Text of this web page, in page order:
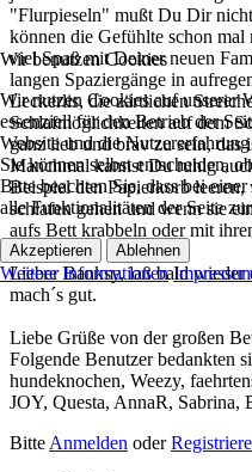
"Flurpieseln" mußt Du Dir
können die Gefühlte schon
viel Spaß mit Deiner neuen
langen Spaziergänge in
Leckerlis, die zärtlichen
Schlafmöglichkeiten auf dem
ganz lieb und brav zu sein,
Manchmal kannst Du ruhig
Beispiel den Papierkorb
schlafen gehen und wenn sie
aufs Bett krabbeln oder mit
Lieber Banksy, laß bald
mach´s gut.
Liebe Grüße von der großen
Folgende Benutzer bedankten
hundeknochen, Weezy,
JOY, Questa, AnnaR, Sabrina,
BitteAnmelden oder
Wir benutzen Cookies
Wir nutzen Cookies auf unserer
essenziell für den Betrieb der
Website und die
Sie können selbst entscheiden,
Bitte beachten Sie, dass bei
alle Funktionalitäten der Seite
Akzeptieren Ablehnen
Weitere Informationen